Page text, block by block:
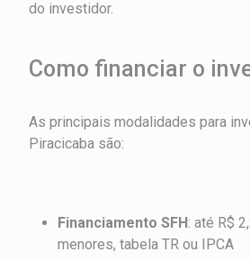
do investidor.
Como financiar o
As principais modalidades para
Piracicaba são:
Financiamento SFH: até R$
menores, tabela TR ou IPCA